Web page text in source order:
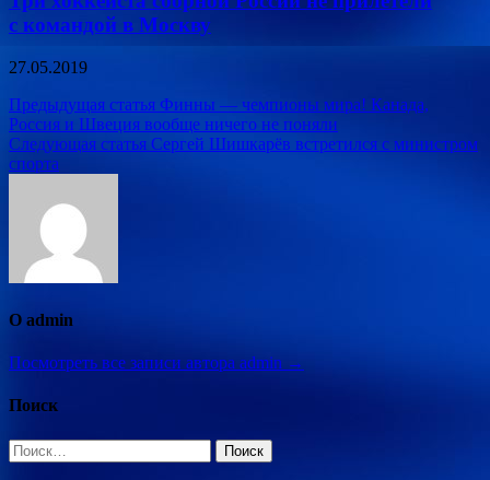
с командой в Москву
27.05.2019
Навигация
по
записям
Предыдущая статья Финны — чемпионы мира! Канада,
Россия и Швеция вообще ничего не поняли
Следующая статья Сергей Шишкарёв встретился с министром
спорта
О admin
Посмотреть все записи автора admin →
Поиск
Найти: